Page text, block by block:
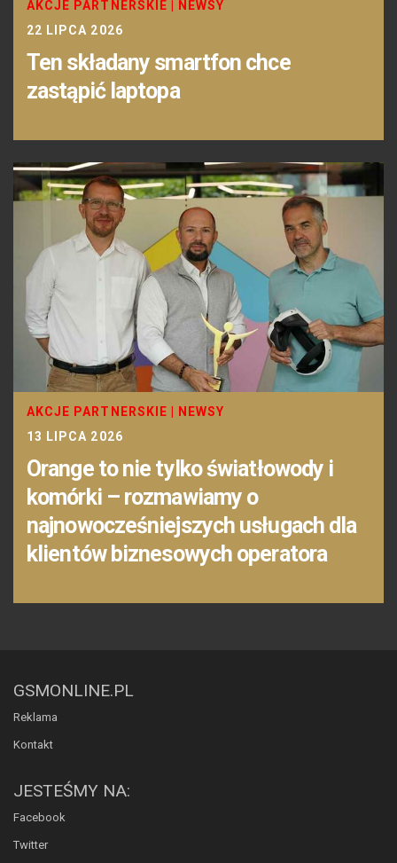
AKCJE PARTNERSKIE
NEWSY
22 LIPCA 2026
Ten składany smartfon chce
zastąpić laptopa
AKCJE PARTNERSKIE
NEWSY
13 LIPCA 2026
Orange to nie tylko światłowody i
komórki – rozmawiamy o
najnowocześniejszych usługach dla
klientów biznesowych operatora
GSMONLINE.PL
Reklama
Kontakt
JESTEŚMY NA:
Facebook
Twitter